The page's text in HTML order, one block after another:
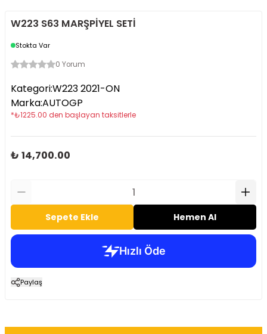
W223 S63 MARŞPİYEL SETİ
Stokta Var
0 Yorum
Kategori:W223 2021-ON
Marka:AUTOGP
*₺1225.00 den başlayan taksitlerle
₺ 14,700.00
Sepete Ekle Hemen Al
Paylaş